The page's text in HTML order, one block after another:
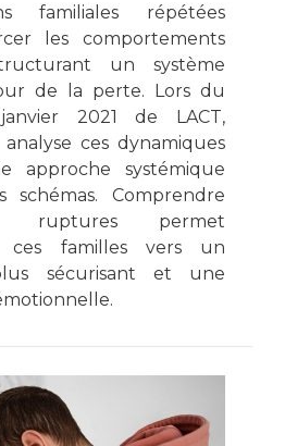
les comportements
un système
de la perte. Lors du
2021 de LACT,
ces dynamiques
approche systémique
Comprendre
ruptures permet
ces familles vers un
sécurisant et une